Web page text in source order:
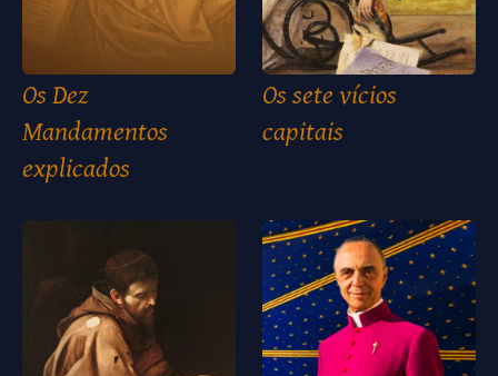
Os Dez
Mandamentos
explicados
Os sete vícios
capitais